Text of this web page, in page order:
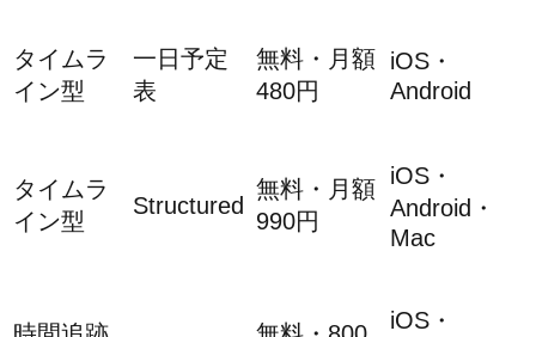
タイムラ
イン型
一日予定
表
無料・月額
480円
iOS・
Android
タイムラ
イン型
Structured
無料・月額
990円
iOS・
Android・
Mac
iOS・